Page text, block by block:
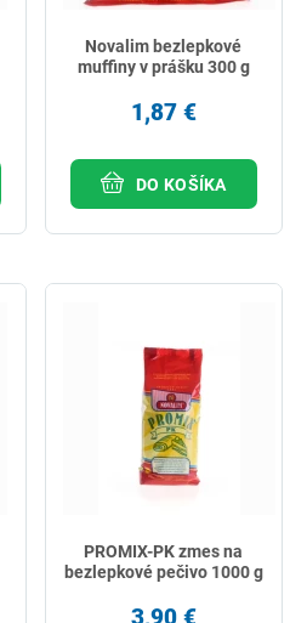
Novalim bezlepkové
muffiny v prášku 300 g
1,87 €
DO KOŠÍKA
PROMIX-PK zmes na
bezlepkové pečivo 1000 g
3,90 €